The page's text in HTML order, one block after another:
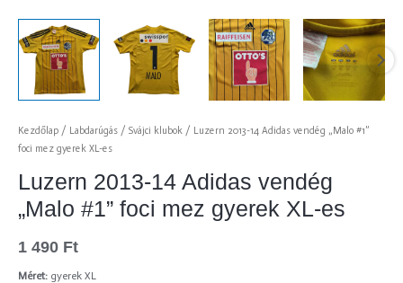
Kezdőlap / Labdarúgás / Svájci klubok / Luzern 2013-14 Adidas vendég „Malo #1”
foci mez gyerek XL-es
Luzern 2013-14 Adidas vendég
„Malo #1” foci mez gyerek XL-es
1 490 Ft
Méret: gyerek XL